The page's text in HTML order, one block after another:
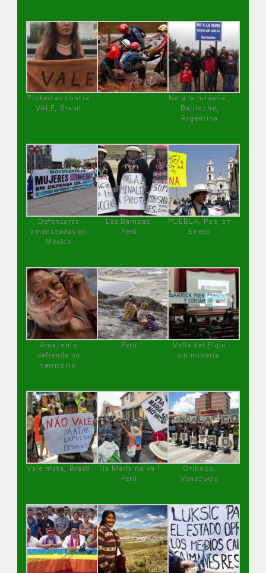
Protestas contra
VALE, Brasil
No a la minería ,
Bariloche,
Argentina
Defensoras
amenazadas en
México
Las Bambas,
Perú
PUEBLA, Pue, 27
Enero
Amazonía
defiende su
territorio
Perú
Valle del Elqui
sin minería.
Vale mata, Brasil
Tía María no va !
Perú
Orinoco,
Venezuela